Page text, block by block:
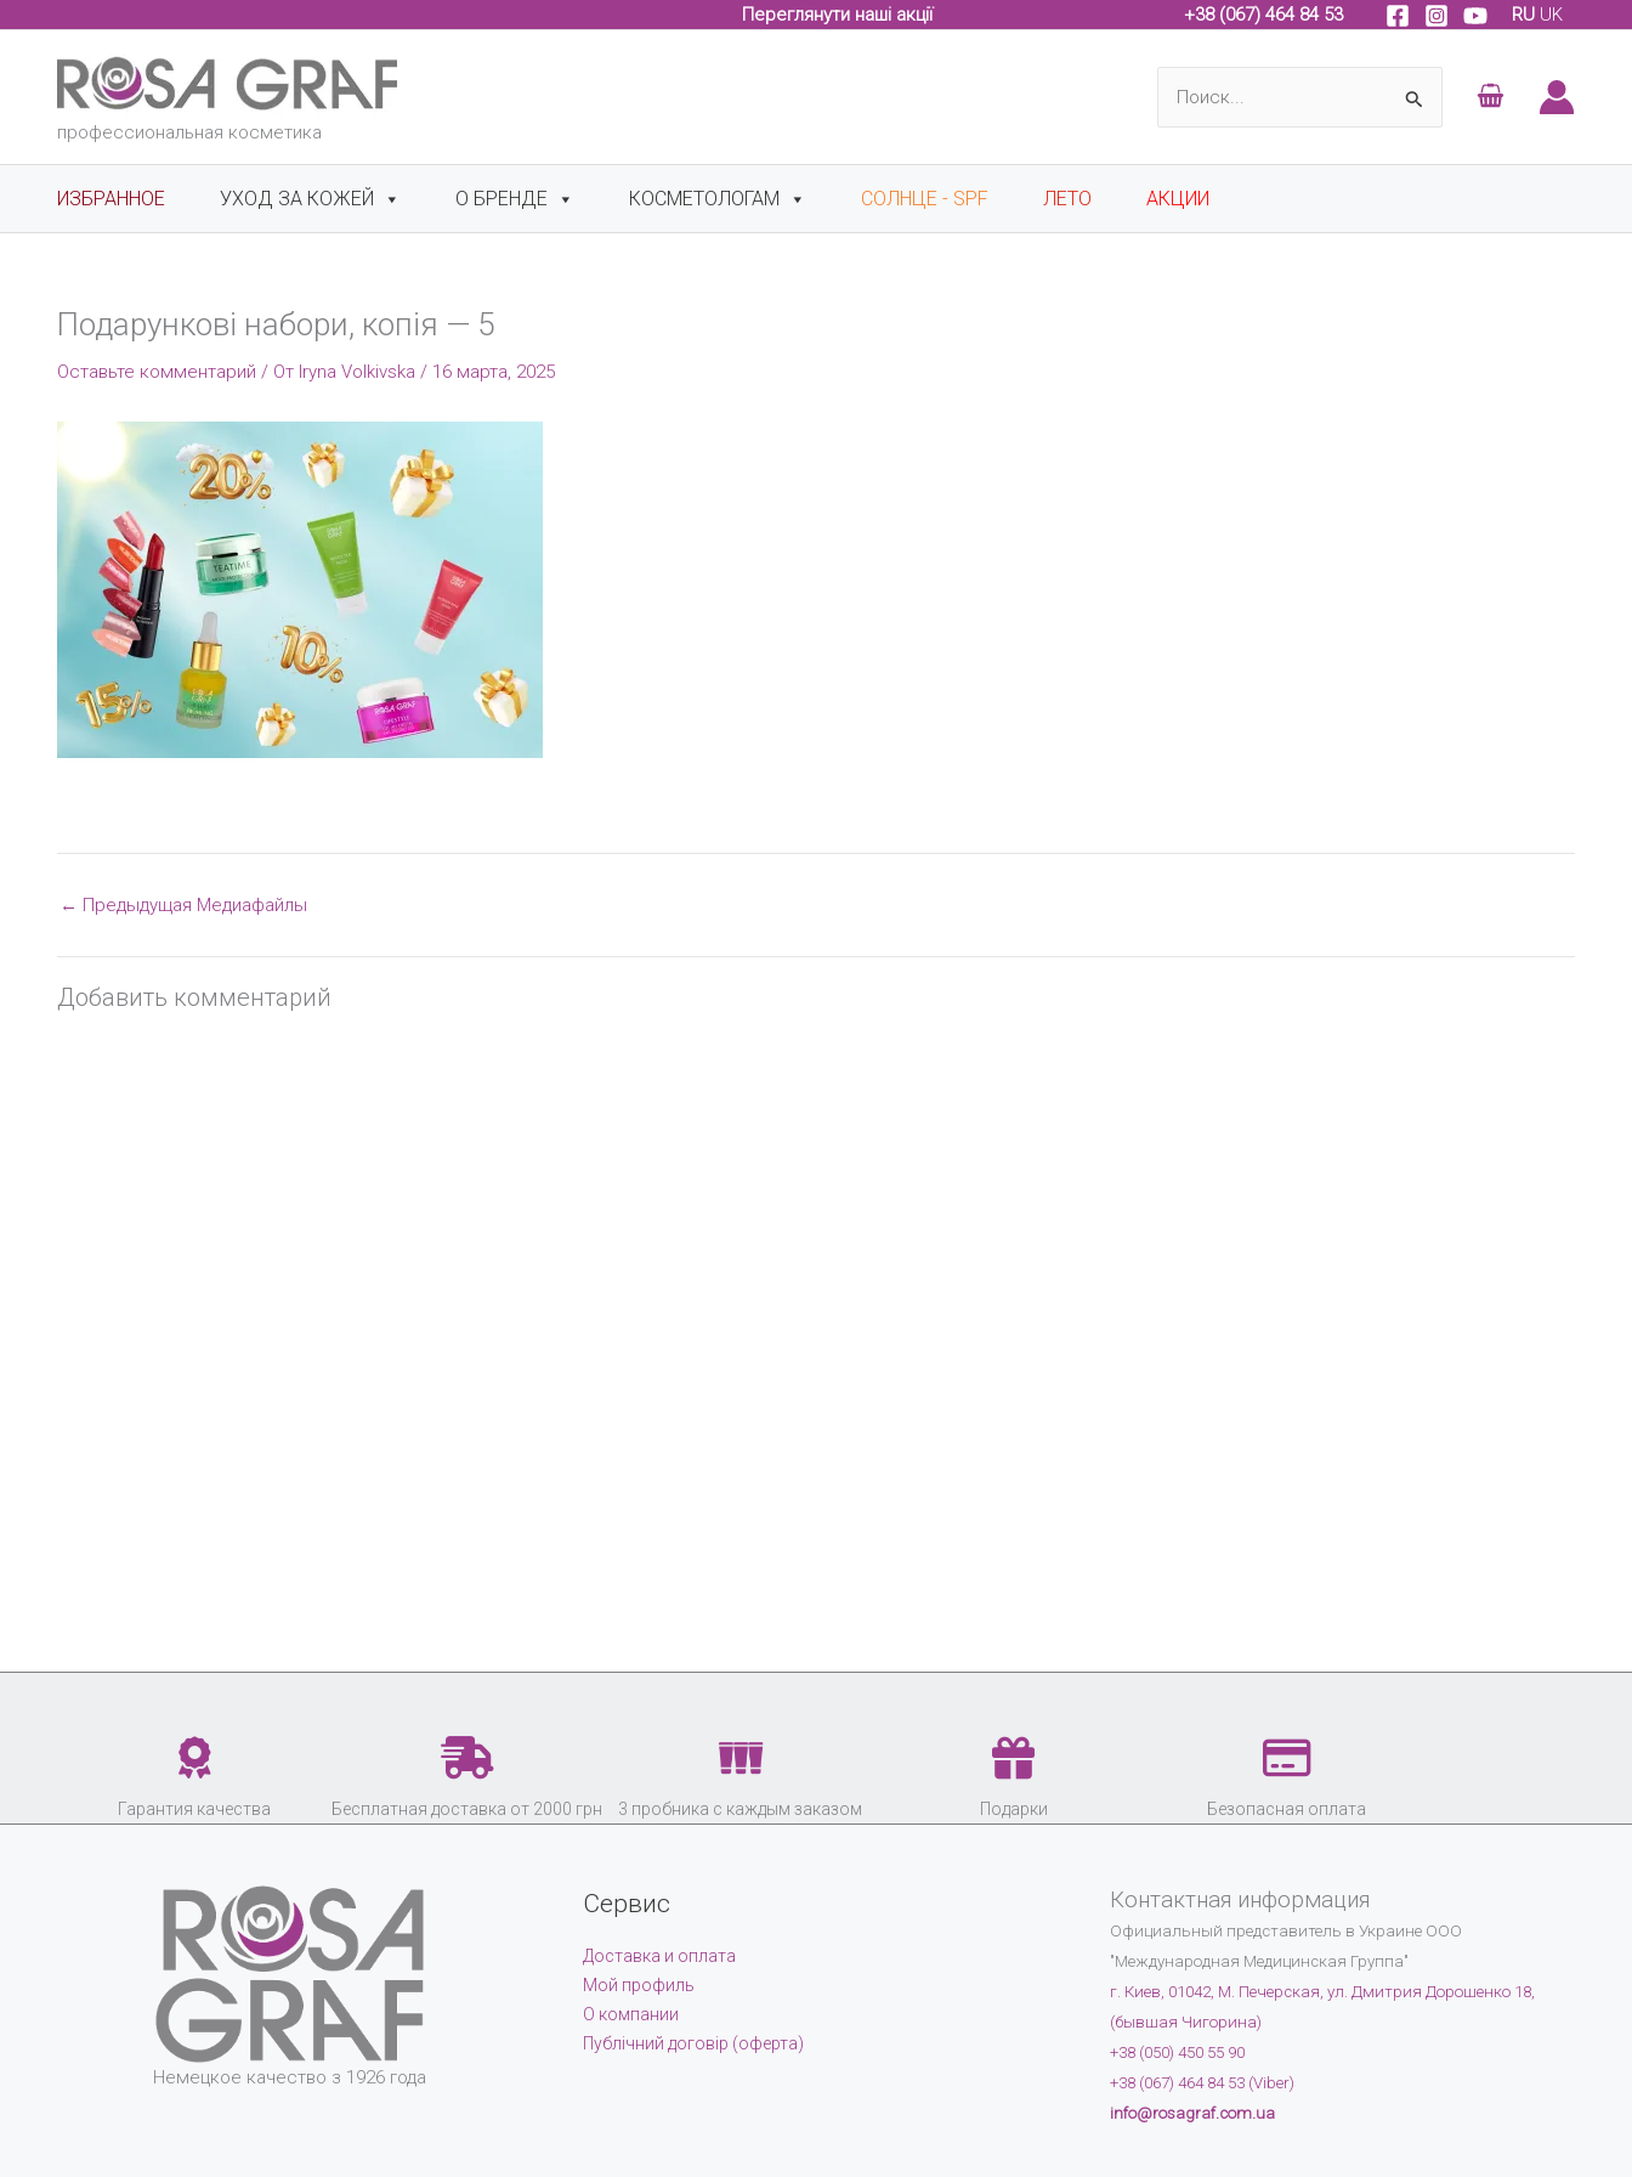
содержимому
Переглянути наші акції +38 (067) 464 84 53 RU UK
профессиональная косметика
ИЗБРАННОЕ УХОД ЗА КОЖЕЙ О БРЕНДЕ КОСМЕТОЛОГАМ СОЛНЦЕ - SPF ЛЕТО АКЦИИ
Подарункові набори, копія — 5
Оставьте комментарий / От Iryna Volkivska / 16 марта, 2025
← Предыдущая Медиафайлы
Добавить комментарий
Гарантия качества Бесплатная доставка от 2000 грн 3 пробника с каждым заказом Подарки Безопасная оплата
Немецкое качество з 1926 года
Сервис
Доставка и оплата
Мой профиль
О компании
Публічний договір (оферта)
Контактная информация
Официальный представитель в Украине ООО
"Международная Медицинская Группа"
г. Киев, 01042, М. Печерская, ул. Дмитрия Дорошенко 18,
(бывшая Чигорина)
+38 (050) 450 55 90
+38 (067) 464 84 53 (Viber)
info@rosagraf.com.ua